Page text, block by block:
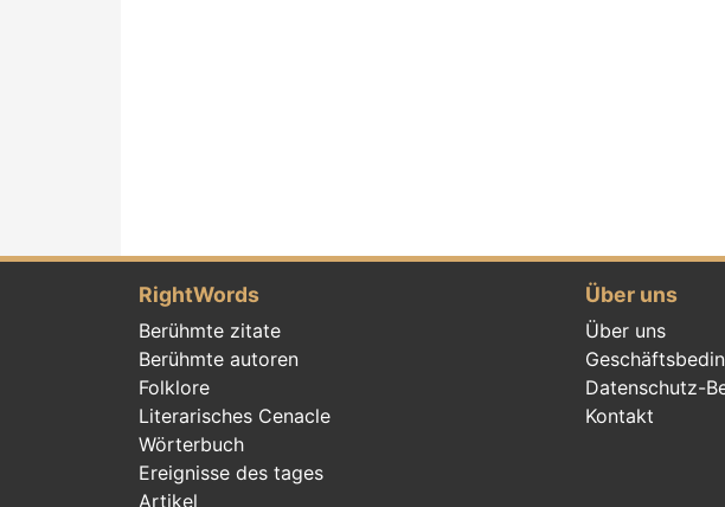
RightWords
Berühmte zitate
Berühmte autoren
Folklore
Literarisches Cenacle
Wörterbuch
Ereignisse des tages
Artikel
Über uns
Über uns
Datenschutz-
Kontakt